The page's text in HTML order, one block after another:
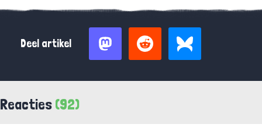
Deel artikel
Reacties (92)